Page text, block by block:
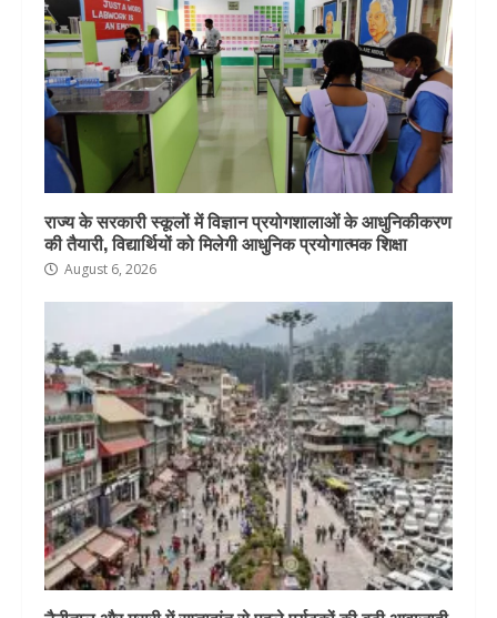
राज्य के सरकारी स्कूलों में विज्ञान प्रयोगशालाओं के आधुनिकीकरण
की तैयारी, विद्यार्थियों को मिलेगी आधुनिक प्रयोगात्मक शिक्षा
August 6, 2026